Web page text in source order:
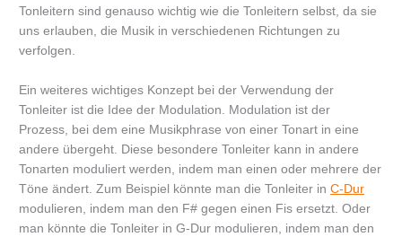
Tonleitern sind genauso wichtig wie die Tonleitern selbst, da sie
uns erlauben, die Musik in verschiedenen Richtungen zu
verfolgen.
Ein weiteres wichtiges Konzept bei der Verwendung der
Tonleiter ist die Idee der Modulation. Modulation ist der
Prozess, bei dem eine Musikphrase von einer Tonart in eine
andere übergeht. Diese besondere Tonleiter kann in andere
Tonarten moduliert werden, indem man einen oder mehrere der
Töne ändert. Zum Beispiel könnte man die Tonleiter inC-Dur
modulieren, indem man den F# gegen einen Fis ersetzt. Oder
man könnte die Tonleiter in G-Dur modulieren, indem man den